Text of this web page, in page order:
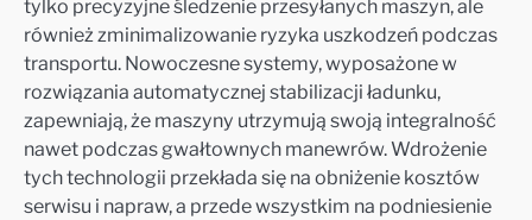
tylko precyzyjne śledzenie przesyłanych maszyn, ale
również zminimalizowanie ryzyka uszkodzeń podczas
transportu. Nowoczesne systemy, wyposażone w
rozwiązania automatycznej stabilizacji ładunku,
zapewniają, że maszyny utrzymują swoją integralność
nawet podczas gwałtownych manewrów. Wdrożenie
tych technologii przekłada się na obniżenie kosztów
serwisu i napraw, a przede wszystkim na podniesienie